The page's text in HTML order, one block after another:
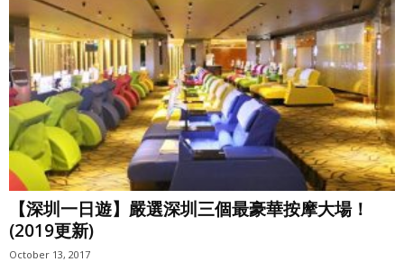
【深圳一日遊】嚴選深圳三個最豪華按摩大場！
(2019更新)
October 13, 2017